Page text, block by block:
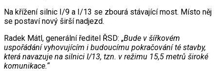
Na křížení silnic I/9 a I/13 se zbourá stávající most. Místo něj
se postaví nový širší nadjezd.
Radek Mátl, generální ředitel ŘSD: „Bude v šířkovém
uspořádání vyhovujícím i budoucímu pokračování té stavby,
která navazuje na silnici I/13, tzn. v režimu 15,5 metrů široké
komunikace.“